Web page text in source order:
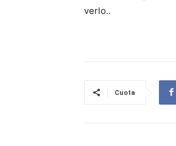
verlo..
Cuota